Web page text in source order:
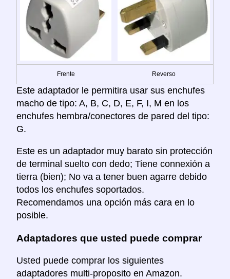
Frente Reverso
Este adaptador le permitira usar sus enchufes
macho de tipo: A, B, C, D, E, F, I, M en los
enchufes hembra/conectores de pared del tipo:
G.
Este es un adaptador muy barato sin protección
de terminal suelto con dedo; Tiene connexión a
tierra (bien); No va a tener buen agarre debido
todos los enchufes soportados.
Recomendamos una opción más cara en lo
posible.
Adaptadores que usted puede comprar
Usted puede comprar los siguientes
adaptadores multi-proposito en Amazon.